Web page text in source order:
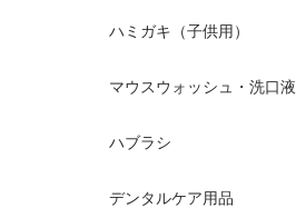
ハミガキ（子供用）
マウスウォッシュ・洗口液
ハブラシ
デンタルケア用品